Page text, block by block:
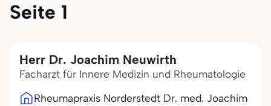
Seite 1
Herr Dr. Joachim Neuwirth
Facharzt für Innere Medizin und Rheumatologie
Rheumapraxis Norderstedt Dr. med. Joachim